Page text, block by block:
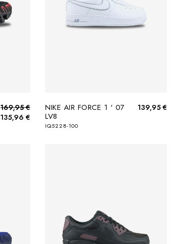
169,95 €
135,96 €
NIKE AIR FORCE 1 ' 07
LV8
IQ5228-100
139,95 €